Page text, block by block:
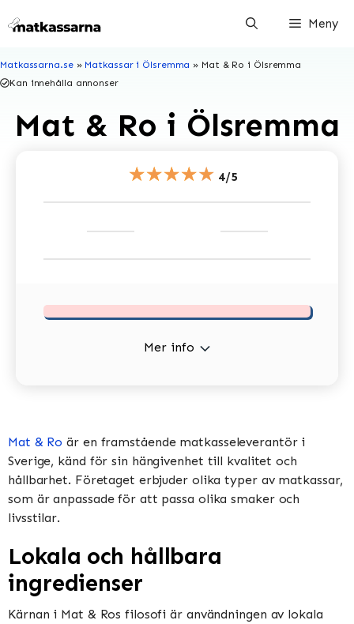
till
Meny
Matkassarna.se» Matkassar i Ölsremma » Mat & Ro i Ölsremma
Kan innehålla annonser
Mat & Ro i Ölsremma
★★★★★ 4/5
Mer info
Mat & Ro är en framstående matkasseleverantör i
Sverige, känd för sin hängivenhet till kvalitet och
hållbarhet. Företaget erbjuder olika typer av matkassar,
som är anpassade för att passa olika smaker och
livsstilar.
Lokala och hållbara
ingredienser
Kärnan i Mat & Ros filosofi är användningen av lokala